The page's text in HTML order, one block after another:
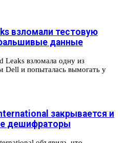
взломали тестовую
данные
Leaks взломала одну из
Dell и попыталась вымогать у
закрывается и
дешифраторы